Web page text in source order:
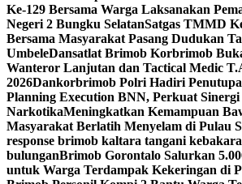
Ke-129 Bersama Warga Laksanakan
Negeri 2 Bungku SelatanSatgas TMMD
Bersama Masyarakat Pasang Dudukan
UmbeleDansatlat Brimob Korbrimob
Wanteror Lanjutan dan Tactical Medic
2026Dankorbrimob Polri Hadiri
Planning Execution BNN, Perkuat
NarkotikaMeningkatkan Kemampuan
Masyarakat Berlatih Menyelam di Pulau
response brimob kaltara tangani
bulunganBrimob Gorontalo Salurkan
untuk Warga Terdampak Kekeringan di